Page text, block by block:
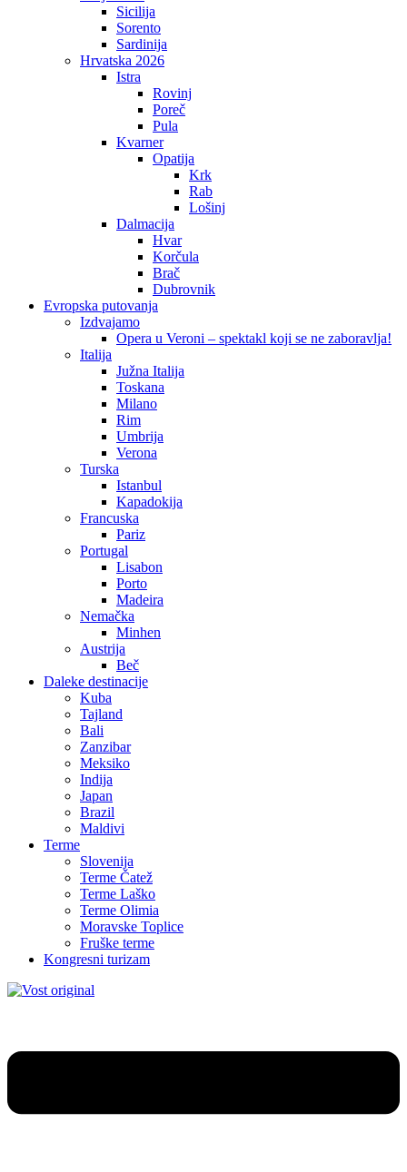
Sicilija
Sorento
Sardinija
Hrvatska 2026
Istra
Rovinj
Poreč
Pula
Kvarner
Opatija
Krk
Rab
Lošinj
Dalmacija
Hvar
Korčula
Brač
Dubrovnik
Evropska putovanja
Izdvajamo
Opera u Veroni – spektakl koji se ne zaboravlja!
Italija
Južna Italija
Toskana
Milano
Rim
Umbrija
Verona
Turska
Istanbul
Kapadokija
Francuska
Pariz
Portugal
Lisabon
Porto
Madeira
Nemačka
Minhen
Austrija
Beč
Daleke destinacije
Kuba
Tajland
Bali
Zanzibar
Meksiko
Indija
Japan
Brazil
Maldivi
Terme
Slovenija
Terme Čatež
Terme Laško
Terme Olimia
Moravske Toplice
Fruške terme
Kongresni turizam